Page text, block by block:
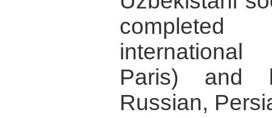
international
Paris) and
Russian,